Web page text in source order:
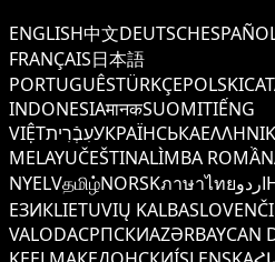
ENGLISH中文DEUTSCH
FRANÇAIS日本語
PORTUGUÊSTÜRKÇEPOLSKI
INDONESIAमानकSUOMITIẾNG
VIỆTעִבְֿרִיתУКРАЇНСЬКА
MELAYUČEŠTINALÌMBA
NYELVதமிழ்NORSKภาษาไทยاردو
ЕЗИКLIETUVIŲ KALBA
VALODAСРПСКИAZƏRBAYCAN